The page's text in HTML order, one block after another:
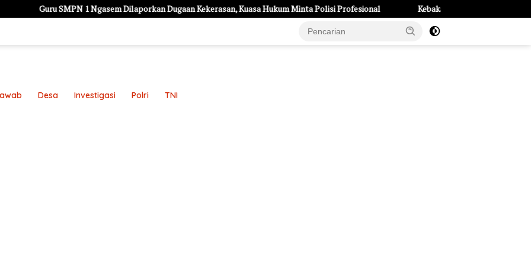
SMPN 1 Ngasem Dilaporkan Dugaan Kekerasan, Kuasa Hukum Minta Polisi Profesional Kebakaran Hebat di Kayen Kidul: Rumah
Desa Investigasi Polri TNI